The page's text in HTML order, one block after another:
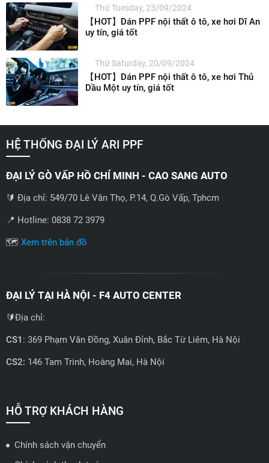
Thứ Tuesday, 23/09/2024
【HOT】Dán PPF nội thất ô tô, xe hơi Dĩ An
uy tín, giá tốt
Thứ Saturday, 20/09/2024
【HOT】Dán PPF nội thất ô tô, xe hơi Thủ
Dầu Một uy tín, giá tốt
HỆ THỐNG ĐẠI LÝ ARI PPF
ĐẠI LÝ GÒ VẤP HỒ CHÍ MINH - CAO SANG AUTO
🔰 Địa chỉ: 549/70 Lê Văn Thọ, P.14, Q.Gò Vấp, Tphcm
📍 Hotline: 0838 72 3979
🗺️ Xem trên bản đồ
ĐẠI LÝ TẠI HÀ NỘI - F4 AUTO CENTER
🔰Địa chỉ:
CS1 : 369 Phạm Văn Đồng, Xuân Đỉnh, Bắc Từ Liêm, Hà Nội
CS2: 146 Tam Trinh, Hoàng Mai, Hà Nội
🗺️Xem trên bản đồ
ĐẠI LÝ QUẬN 2 HCM - HẢI TRIỀU AUTO
HỖ TRỢ KHÁCH HÀNG
Chính sách vận chuyển